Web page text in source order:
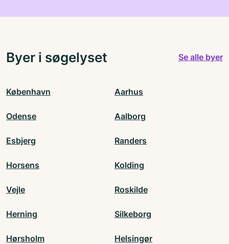
alene af fejl,har jeg ikke lyst at betale mere, og
Byer i søgelyset Se alle byer
København Aarhus
Odense Aalborg
Esbjerg Randers
Horsens Kolding
Vejle Roskilde
Herning Silkeborg
Hørsholm Helsingør